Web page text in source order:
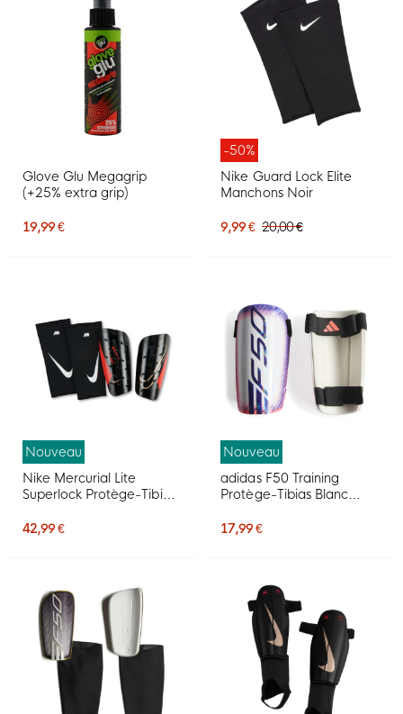
Glove Glu Megagrip
(+25% extra grip)
19,99 €
-50%
Nike Guard Lock Elite
Manchons Noir
9,99 € 20,00 €
Nouveau
Nike Mercurial Lite
Superlock Protège-Tibias
Superlock Noir Rouge Vif
42,99 €
Nouveau
adidas F50 Training
Protège-Tibias Blanc
17,99 €